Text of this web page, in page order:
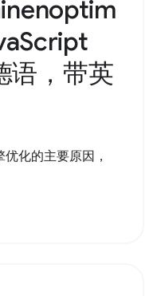
语，带英
化的主要原因，